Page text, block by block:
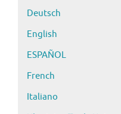
Deutsch
English
ESPAÑOL
French
Italiano